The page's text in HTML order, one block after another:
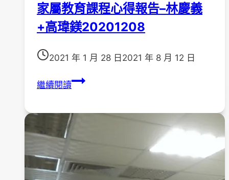
家屬教育課程心得報告–林慶義
+高瑋鎂20201208
2021 年 1 月 28 日 2021 年 8 月 12 日
繼續閱讀家
育
心
得